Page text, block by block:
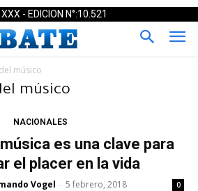
- EDICION N°:10.521
músico
músico
NACIONALES
es una clave para
el placer en la vida
Vogel - 5 febrero, 2018 0